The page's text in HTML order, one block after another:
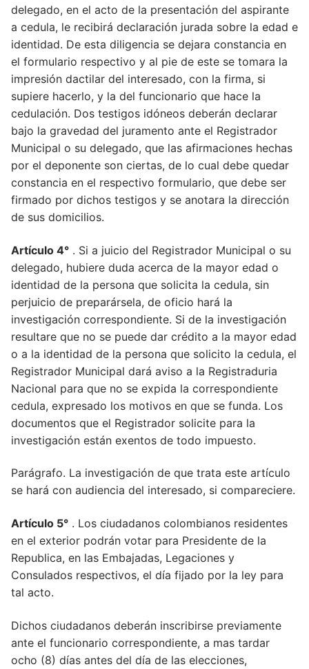
delegado, en el acto de la presentación del aspirante
a cedula, le recibirá declaración jurada sobre la edad e
identidad. De esta diligencia se dejara constancia en
el formulario respectivo y al pie de este se tomara la
impresión dactilar del interesado, con la firma, si
supiere hacerlo, y la del funcionario que hace la
cedulación. Dos testigos idóneos deberán declarar
bajo la gravedad del juramento ante el Registrador
Municipal o su delegado, que las afirmaciones hechas
por el deponente son ciertas, de lo cual debe quedar
constancia en el respectivo formulario, que debe ser
firmado por dichos testigos y se anotara la dirección
de sus domicilios.
Artículo 4° . Si a juicio del Registrador Municipal o su
delegado, hubiere duda acerca de la mayor edad o
identidad de la persona que solicita la cedula, sin
perjuicio de preparársela, de oficio hará la
investigación correspondiente. Si de la investigación
resultare que no se puede dar crédito a la mayor edad
o a la identidad de la persona que solicito la cedula, el
Registrador Municipal dará aviso a la Registraduria
Nacional para que no se expida la correspondiente
cedula, expresado los motivos en que se funda. Los
documentos que el Registrador solicite para la
investigación están exentos de todo impuesto.
Parágrafo. La investigación de que trata este artículo
se hará con audiencia del interesado, si compareciere.
Artículo 5° . Los ciudadanos colombianos residentes
en el exterior podrán votar para Presidente de la
Republica, en las Embajadas, Legaciones y
Consulados respectivos, el día fijado por la ley para
tal acto.
Dichos ciudadanos deberán inscribirse previamente
ante el funcionario correspondiente, a mas tardar
ocho (8) días antes del día de las elecciones,